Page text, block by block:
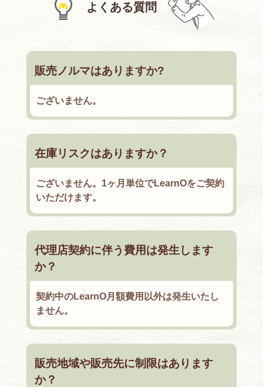
よくある質問
販売ノルマはありますか?
ございません。
在庫リスクはありますか？
ございません。1ヶ月単位でLearnOをご契約
いただけます。
代理店契約に伴う費用は発生します
か？
契約中のLearnO月額費用以外は発生いたし
ません。
販売地域や販売先に制限はあります
か？